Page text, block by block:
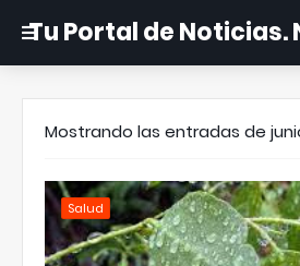
Tu Portal de
Mostrando las entradas de
Salud